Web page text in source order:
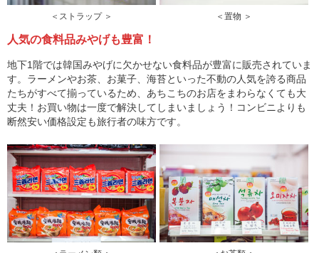
＜ストラップ ＞ ＜置物 ＞
人気の食料品みやげも豊富！
地下1階では韓国みやげに欠かせない食料品が豊富に販売されていま
す。ラーメンやお茶、お菓子、海苔といった不動の人気を誇る商品
たちがすべて揃っているため、あちこちのお店をまわらなくても大
丈夫！お買い物は一度で解決してしまいましょう！コンビニよりも
断然安い価格設定も旅行者の味方です。